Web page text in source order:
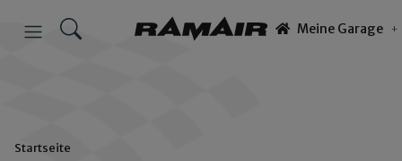
Meine Garage
Startseite